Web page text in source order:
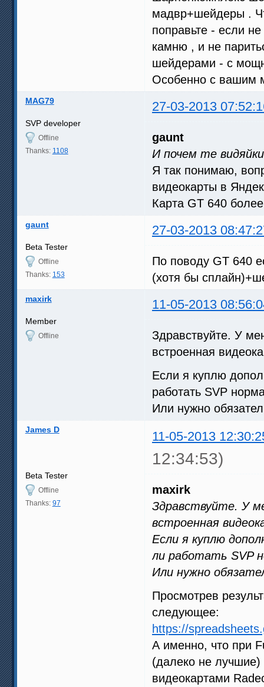
мадвр+шейдеры .
поправьте - если
камню , и не
шейдерами - с
Особенно с вашим
MAG79 27-03-2013
SVP developer
Offline
Thanks: 1108
gaunt
И почем те
Я так понимаю,
видеокарты в
Карта GT 640
gaunt 27-03-2013
Beta Tester
Offline
Thanks: 153
По поводу GT 640
(хотя бы
maxirk 11-05-2013
Member
Offline
Здравствуйте. У
встроенная
Если я куплю
работать SVP
Или нужно
James D 11-05-2013
12:34:53)
Beta Tester
Offline
Thanks: 97
maxirk
Здравствуйте. У
встроенная
Если я куплю
ли работать SVP
Или нужно
Просмотрев
следующее:
https://
А именно, что при
(далеко не лучшие)
видеокартами